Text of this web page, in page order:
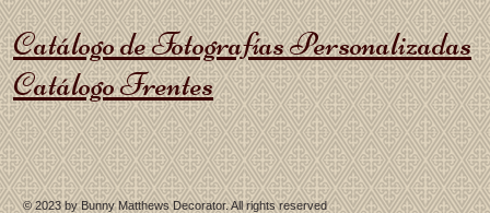
Catálogo de Fotografías Personalizadas
Catálogo Frentes
© 2023 byBunny Matthews Decorator. All rights reserved